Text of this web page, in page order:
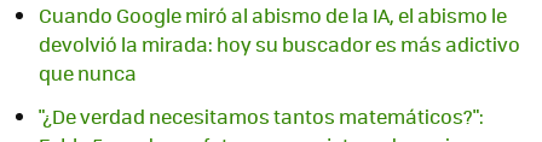
Cuando Google miró al abismo de la IA, el abismo le
devolvió la mirada: hoy su buscador es más adictivo
que nunca
"¿De verdad necesitamos tantos matemáticos?":